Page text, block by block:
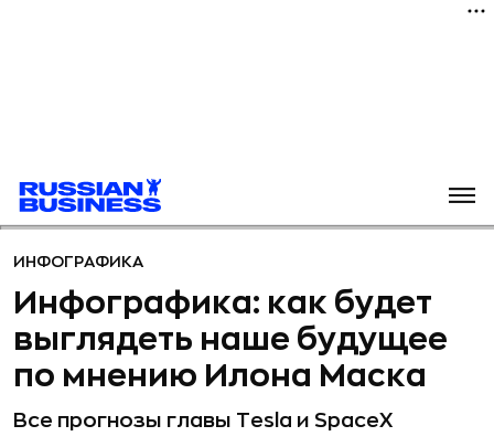
ИНФОГРАФИКА
Инфографика: как будет
выглядеть наше будущее
по мнению Илона Маска
Все прогнозы главы Tesla и SpaceX